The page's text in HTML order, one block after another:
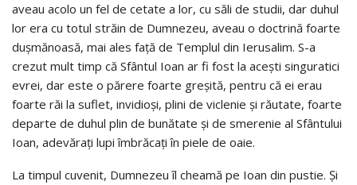
aveau acolo un fel de cetate a lor, cu săli de studii, dar duhul
lor era cu totul străin de Dumnezeu, aveau o doctrină foarte
dușmănoasă, mai ales față de Templul din Ierusalim. S-a
crezut mult timp că Sfântul Ioan ar fi fost la acești singuratici
evrei, dar este o părere foarte greșită, pentru că ei erau
foarte răi la suflet, invidioși, plini de viclenie și răutate, foarte
departe de duhul plin de bunătate și de smerenie al Sfântului
Ioan, adevărați lupi îmbrăcați în piele de oaie.
La timpul cuvenit, Dumnezeu îl cheamă pe Ioan din pustie. Și